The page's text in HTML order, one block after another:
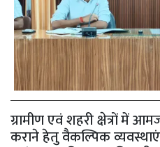
ग्रामीण एवं शहरी क्षेत्रों में
कराने हेतु वैकल्पिक